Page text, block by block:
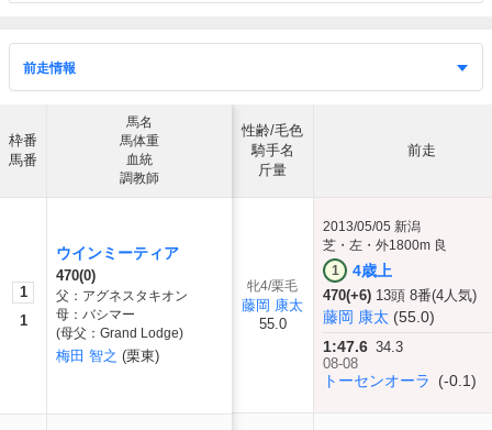
枠番
馬番
馬名
馬体重
血統
調教師
1
1
ウインミーティア
470(0)
父：アグネスタキオン
母：バシマー
(母父：Grand Lodge)
梅田 智之 (栗東)
性齢/毛色
騎手名
斤量
前走
牝4/栗毛
藤岡 康太
55.0
2013/05/05 新潟
芝・左・外1800m 良
1
4歳上
470(+6) 13頭 8番(4人気)
藤岡 康太 (55.0)
1:47.6 34.3
08-08
トーセンオーラ (-0.1)